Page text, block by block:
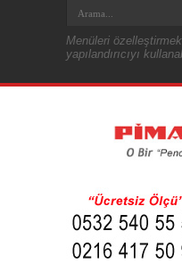
Menüleri
yapılandırıcıyı